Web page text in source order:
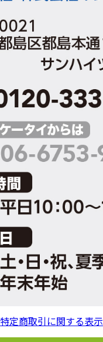
特定商取引に関する表示